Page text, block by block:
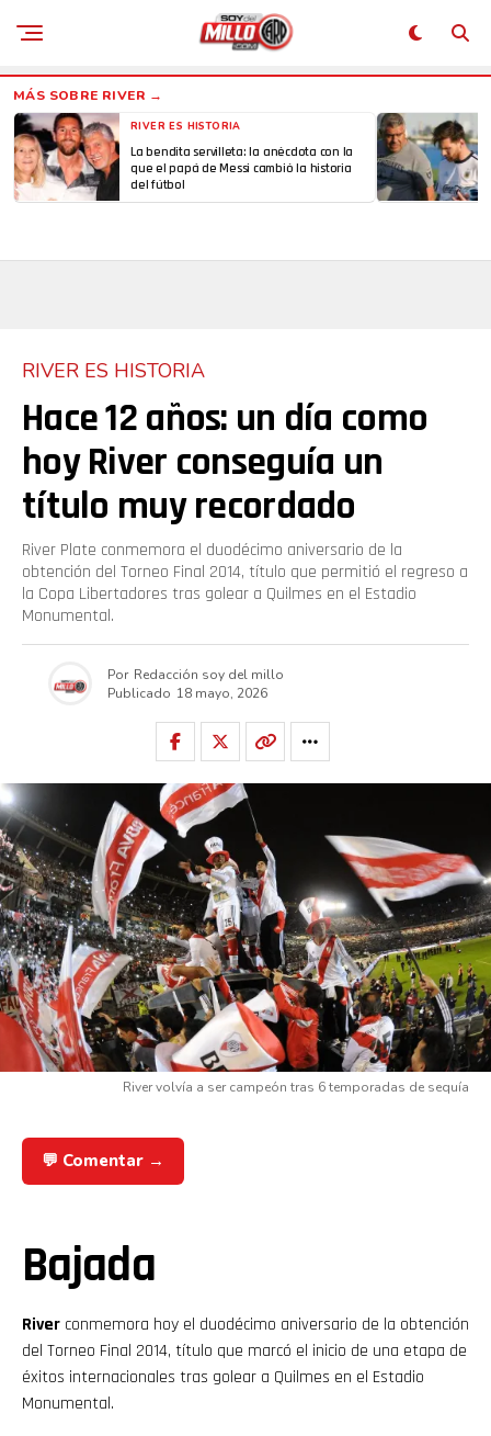
RIVER ES HISTORIA
La bendita servilleta: la anécdota con la
que el papá de Messi cambió la historia
del fútbol
RIVER ES HISTORIA
Hace 12 años: un día como
hoy River conseguía un
título muy recordado
River Plate conmemora el duodécimo aniversario de la
obtención del Torneo Final 2014, título que permitió el regreso a
la Copa Libertadores tras golear a Quilmes en el Estadio
Monumental.
Por Redacción soy del millo
Publicado 18 mayo, 2026
River volvía a ser campeón tras 6 temporadas de sequía
💬 Comentar →
Bajada
River conmemora hoy el duodécimo aniversario de la obtención
del Torneo Final 2014, título que marcó el inicio de una etapa de
éxitos internacionales tras golear a Quilmes en el Estadio
Monumental.
Flipboard
Pinterest
Email